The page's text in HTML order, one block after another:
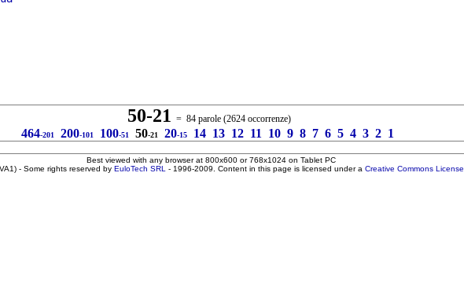
50-21 = 84 parole (2624 occorrenze)
464-201 200-101 100-51 50-21 20-15 14 13 12 11 10 9 8 7 6 5 4 3 2 1
Best viewed with any browser at 800x600 or 768x1024 on Tablet PC
- Some rights reserved by EuloTech SRL - 1996-2009. Content in this page is licensed under a Creative Commons License